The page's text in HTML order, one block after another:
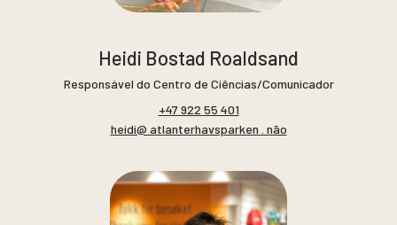
Heidi Bostad Roaldsand
Responsável do Centro de Ciências/Comunicador
+47 922 55 401
heidi@ atlanterhavsparken . não